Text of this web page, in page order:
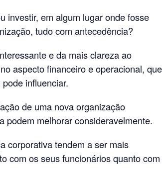
investir, em algum lugar onde fosse
tudo com antecedência?
e da mais clareza ao
aspecto financeiro e operacional, que
influenciar.
de uma nova organização
podem melhorar consideravelmente.
corporativa tendem a ser mais
com os seus funcionários quanto com